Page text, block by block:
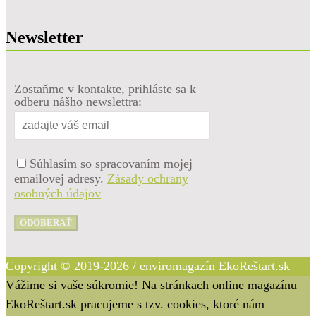
Newsletter
Zostaňme v kontakte, prihláste sa k
odberu nášho newslettra:
Súhlasím so spracovaním mojej
emailovej adresy. Zásady ochrany
osobných údajov
ODOBERAŤ
Copyright © 2019-2026 / enviromagazín EkoReštart.sk
Vážime si vaše súkromie! Na stránkach online magazínu
EkoReštart.sk pracujeme s tzv. cookies, ktoré nám